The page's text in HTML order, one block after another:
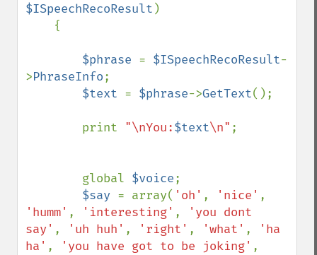
$ISpeechRecoResult )
$phrase = $ISpeechRecoResult-
>PhraseInfo;
$text = $phrase->GetText();
        print
"\nYou:$text\n" ;
        global
$voice;
$say = array( 'oh' , 'nice'
'humm' , 'interesting' ,
'you dont
say' , 'uh huh' , 'right' , 'what' ,
'ha
ha' , 'you have got to be joking'